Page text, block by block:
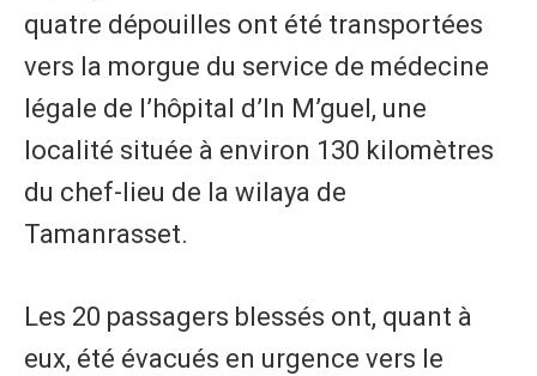
quatre dépouilles ont été transportées
vers la morgue du service de médecine
légale de l’hôpital d’In M’guel, une
localité située à environ 130 kilomètres
du chef-lieu de la wilaya de
Tamanrasset.
​Les 20 passagers blessés ont, quant à
eux, été évacués en urgence vers le